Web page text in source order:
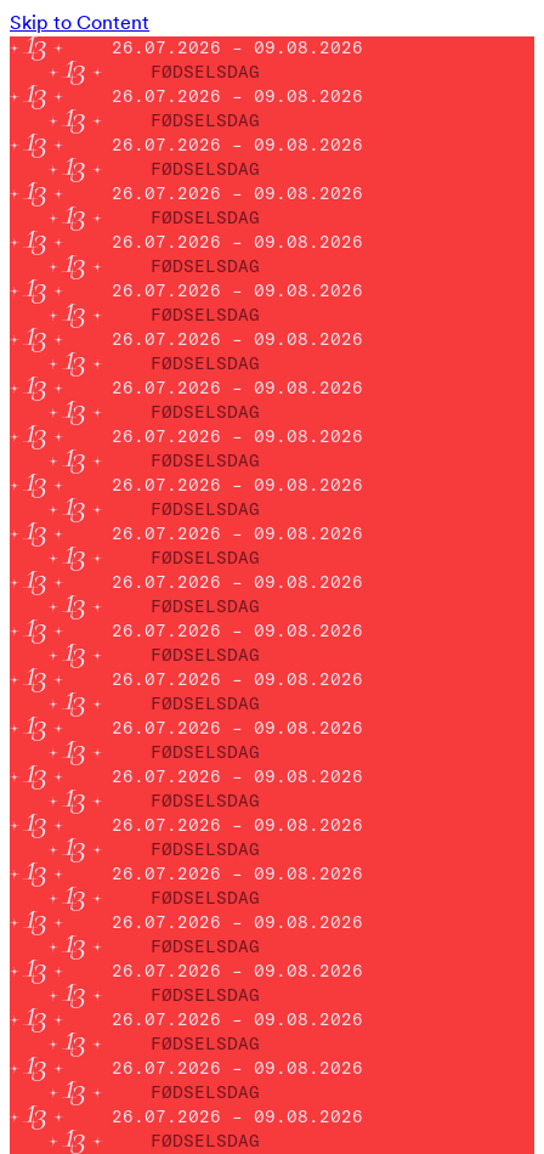
Skip to Content
26.07.2026 – 09.08.2026
FØDSELSDAG
26.07.2026 – 09.08.2026
FØDSELSDAG
26.07.2026 – 09.08.2026
FØDSELSDAG
26.07.2026 – 09.08.2026
FØDSELSDAG
26.07.2026 – 09.08.2026
FØDSELSDAG
26.07.2026 – 09.08.2026
FØDSELSDAG
26.07.2026 – 09.08.2026
FØDSELSDAG
26.07.2026 – 09.08.2026
FØDSELSDAG
26.07.2026 – 09.08.2026
FØDSELSDAG
26.07.2026 – 09.08.2026
FØDSELSDAG
26.07.2026 – 09.08.2026
FØDSELSDAG
26.07.2026 – 09.08.2026
FØDSELSDAG
26.07.2026 – 09.08.2026
FØDSELSDAG
26.07.2026 – 09.08.2026
FØDSELSDAG
26.07.2026 – 09.08.2026
FØDSELSDAG
26.07.2026 – 09.08.2026
FØDSELSDAG
26.07.2026 – 09.08.2026
FØDSELSDAG
26.07.2026 – 09.08.2026
FØDSELSDAG
26.07.2026 – 09.08.2026
FØDSELSDAG
26.07.2026 – 09.08.2026
FØDSELSDAG
26.07.2026 – 09.08.2026
FØDSELSDAG
26.07.2026 – 09.08.2026
FØDSELSDAG
26.07.2026 – 09.08.2026
FØDSELSDAG